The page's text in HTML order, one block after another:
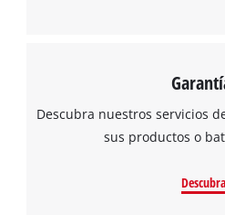
Descubra nuestros servicios
sus productos o
Descubra